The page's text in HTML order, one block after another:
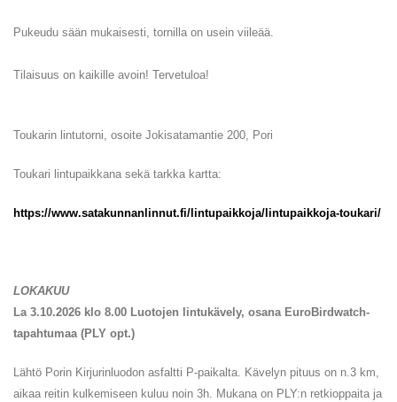
Pukeudu sään mukaisesti, tornilla on usein viileää.
Tilaisuus on kaikille avoin! Tervetuloa!
Toukarin lintutorni, osoite Jokisatamantie 200, Pori
Toukari lintupaikkana sekä tarkka kartta:
https://www.satakunnanlinnut.fi/lintupaikkoja/lintupaikkoja-toukari/
LOKAKUU
La 3.10.2026 klo 8.00 Luotojen lintukävely, osana EuroBirdwatch-
tapahtumaa (PLY opt.)
Lähtö Porin Kirjurinluodon asfaltti P-paikalta. Kävelyn pituus on n.3 km,
aikaa reitin kulkemiseen kuluu noin 3h. Mukana on PLY:n retkioppaita ja